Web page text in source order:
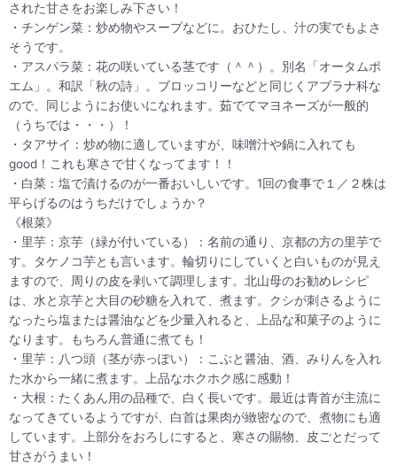
された甘さをお楽しみ下さい！
・チンゲン菜：炒め物やスープなどに。おひたし、汁の実でもよさ
そうです。
・アスパラ菜：花の咲いている茎です（＾＾）。別名「オータムポ
エム」。和訳「秋の詩」。ブロッコリーなどと同じくアブラナ科な
ので、同じようにお使いになれます。茹でてマヨネーズが一般的
（うちでは・・・）！
・タアサイ：炒め物に適していますが、味噌汁や鍋に入れても
good！これも寒さで甘くなってます！！
・白菜：塩で漬けるのが一番おいしいです。1回の食事で１／２株は
平らげるのはうちだけでしょうか？
《根菜》
・里芋：京芋（緑が付いている）：名前の通り、京都の方の里芋で
す。タケノコ芋とも言います。輪切りにしていくと白いものが見え
ますので、周りの皮を剥いて調理します。北山母のお勧めレシピ
は、水と京芋と大目の砂糖を入れて、煮ます。クシが刺さるように
なったら塩または醤油などを少量入れると、上品な和菓子のように
なります。もちろん普通に煮ても！
・里芋：八つ頭（茎が赤っぽい）：こぶと醤油、酒、みりんを入れ
た水から一緒に煮ます。上品なホクホク感に感動！
・大根：たくあん用の品種で、白く長いです。最近は青首が主流に
なってきているようですが、白首は果肉が緻密なので、煮物にも適
しています。上部分をおろしにすると、寒さの賜物、皮ごとだって
甘さがうまい！